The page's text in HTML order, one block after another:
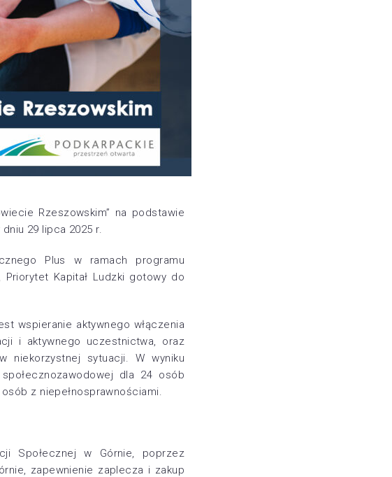
Rzeszowskim” na podstawie
29 lipca 2025 r.
Plus w ramach programu
Kapitał Ludzki gotowy do
wspieranie aktywnego włączenia
i aktywnego uczestnictwa, oraz
niekorzystnej sytuacji. W wyniku
dla 24 osób
z niepełnosprawnościami.
Społecznej w Górnie, poprzez
zapewnienie zaplecza i zakup